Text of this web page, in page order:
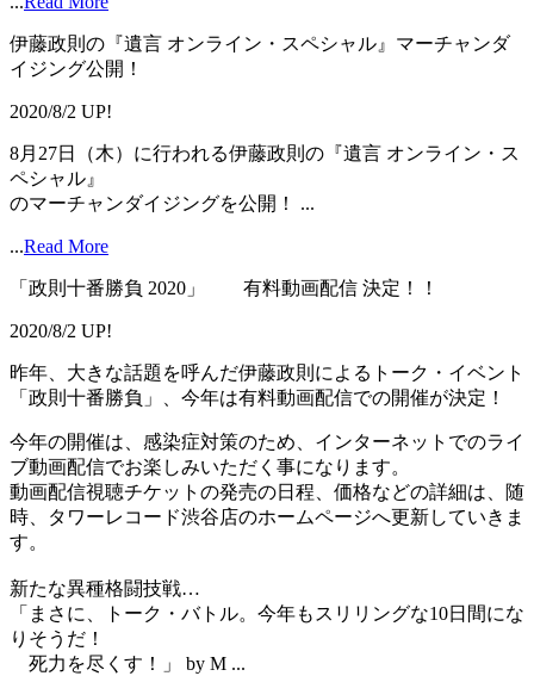
伊藤政則の『遺言 オンライン・スペシャル』マーチャンダ
イジング公開！
2020/8/2 UP!
8月27日（木）に行われる伊藤政則の『遺言 オンライン・ス
ペシャル』
のマーチャンダイジングを公開！ ...
...Read More
「政則十番勝負 2020」 有料動画配信 決定！！
2020/8/2 UP!
昨年、大きな話題を呼んだ伊藤政則によるトーク・イベント
「政則十番勝負」、今年は有料動画配信での開催が決定！
今年の開催は、感染症対策のため、インターネットでのライ
ブ動画配信でお楽しみいただく事になります。
動画配信視聴チケットの発売の日程、価格などの詳細は、随
時、タワーレコード渋谷店のホームページへ更新していきま
す。
新たな異種格闘技戦…
「まさに、トーク・バトル。今年もスリリングな10日間にな
りそうだ！
死力を尽くす！」 by M ...